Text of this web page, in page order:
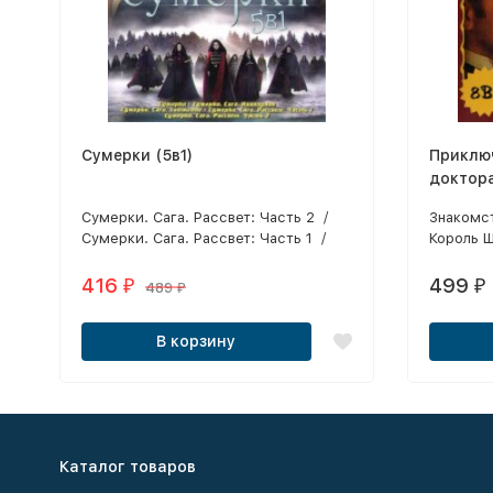
Сумерки (5в1)
Сумерки. Сага. Рассвет: Часть 2 /
Сумерки. Сага. Рассвет: Часть 1 /
Сага. Новолуние / Сумерки
416 ₽ 489₽
В корзину
Король
499₽
Каталог товаров